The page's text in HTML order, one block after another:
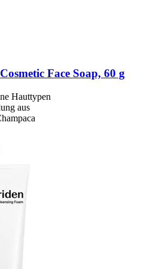
Face Soap, 60 g
Hauttypen
aus